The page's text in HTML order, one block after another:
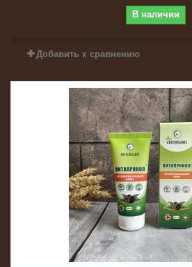
В наличии
Добавить к сравнению